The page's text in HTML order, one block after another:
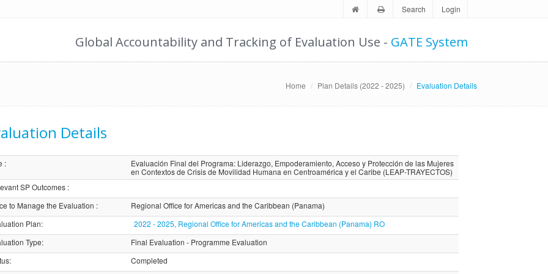
Search Login
Global Accountability and Tracking of Evaluation Use - GATE System
Home Plan Details (2022 - 2025) Evaluation Details
Details
:
Evaluación Final del Programa: Liderazgo, Empoderamiento, Acceso y Protección de las Mujeres
en Contextos de Crisis de Movilidad Humana en Centroamérica y el Caribe (LEAP-TRAYECTOS)
SP Outcomes:
to Manage the Evaluation :
Regional Office for Americas and the Caribbean (Panama)
Plan:
2022 - 2025, Regional Office for Americas and the Caribbean (Panama) RO
Type:
Final Evaluation - Programme Evaluation
:
Completed